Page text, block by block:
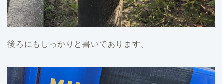
後ろにもしっかりと書いてあります。